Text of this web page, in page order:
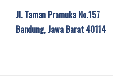
Jl. Taman Pramuka No.157
Bandung, Jawa Barat 40114